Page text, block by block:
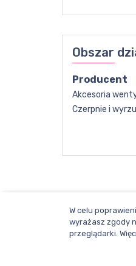
Obszar
Producent
Akcesoria
Czerpnie i
W celu
wyrażasz zgody
przeglądarki.